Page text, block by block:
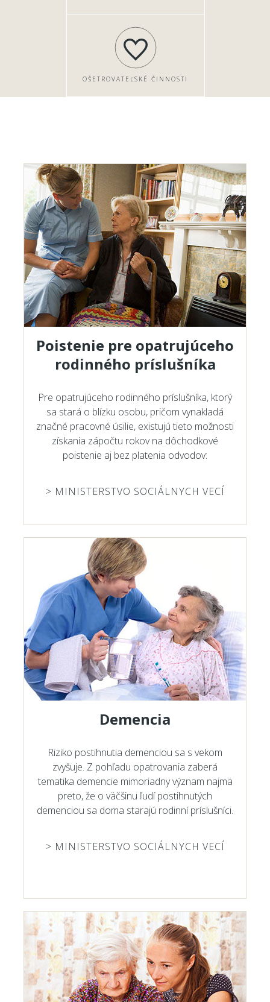
OŠETROVATEĽSKÉ ČINNOSTI
Poistenie pre opatrujúceho
rodinného príslušníka
Pre opatrujúceho rodinného príslušníka, ktorý
sa stará o blízku osobu, pričom vynakladá
značné pracovné úsilie, existujú tieto možnosti
získania zápočtu rokov na dôchodkové
poistenie aj bez platenia odvodov:
> MINISTERSTVO SOCIÁLNYCH VECÍ
Demencia
Riziko postihnutia demenciou sa s vekom
zvyšuje. Z pohľadu opatrovania zaberá
tematika demencie mimoriadny význam najmä
preto, že o väčšinu ľudí postihnutých
demenciou sa doma starajú rodinní príslušníci.
> MINISTERSTVO SOCIÁLNYCH VECÍ